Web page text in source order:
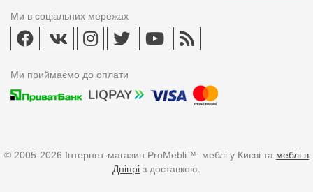
Ми в соціальних мережах
Ми приймаємо до оплати
© 2005-2026 Інтернет-магазин ProMebli™: меблі у Києві та меблі в
Дніпрі з доставкою.